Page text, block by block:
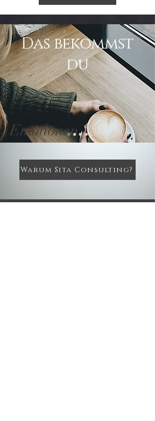
Das bekommst
du
Emotionen
Warum Sita Consulting?